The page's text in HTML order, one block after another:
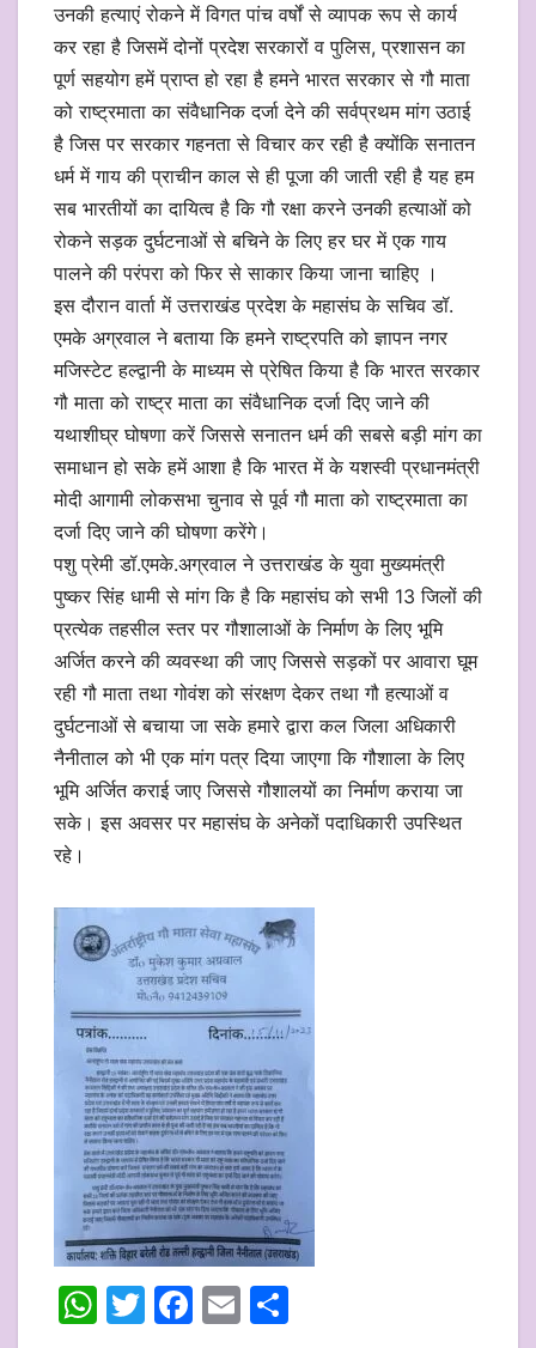
उनकी हत्याएं रोकने में विगत पांच वर्षों से व्यापक रूप से कार्य
कर रहा है जिसमें दोनों प्रदेश सरकारों व पुलिस, प्रशासन का
पूर्ण सहयोग हमें प्राप्त हो रहा है हमने भारत सरकार से गौ माता
को राष्ट्रमाता का संवैधानिक दर्जा देने की सर्वप्रथम मांग उठाई
है जिस पर सरकार गहनता से विचार कर रही है क्योंकि सनातन
धर्म में गाय की प्राचीन काल से ही पूजा की जाती रही है यह हम
सब भारतीयों का दायित्व है कि गौ रक्षा करने उनकी हत्याओं को
रोकने सड़क दुर्घटनाओं से बचिने के लिए हर घर में एक गाय
पालने की परंपरा को फिर से साकार किया जाना चाहिए ।
इस दौरान वार्ता में उत्तराखंड प्रदेश के महासंघ के सचिव डॉ.
एमके अग्रवाल ने बताया कि हमने राष्ट्रपति को ज्ञापन नगर
मजिस्टेट हल्द्वानी के माध्यम से प्रेषित किया है कि भारत सरकार
गौ माता को राष्ट्र माता का संवैधानिक दर्जा दिए जाने की
यथाशीघ्र घोषणा करें जिससे सनातन धर्म की सबसे बड़ी मांग का
समाधान हो सके हमें आशा है कि भारत में के यशस्वी प्रधानमंत्री
मोदी आगामी लोकसभा चुनाव से पूर्व गौ माता को राष्ट्रमाता का
दर्जा दिए जाने की घोषणा करेंगे।
पशु प्रेमी डॉ.एमके.अग्रवाल ने उत्तराखंड के युवा मुख्यमंत्री
पुष्कर सिंह धामी से मांग कि है कि महासंघ को सभी 13 जिलों की
प्रत्येक तहसील स्तर पर गौशालाओं के निर्माण के लिए भूमि
अर्जित करने की व्यवस्था की जाए जिससे सड़कों पर आवारा घूम
रही गौ माता तथा गोवंश को संरक्षण देकर तथा गौ हत्याओं व
दुर्घटनाओं से बचाया जा सके हमारे द्वारा कल जिला अधिकारी
नैनीताल को भी एक मांग पत्र दिया जाएगा कि गौशाला के लिए
भूमि अर्जित कराई जाए जिससे गौशालयों का निर्माण कराया जा
सके। इस अवसर पर महासंघ के अनेकों पदाधिकारी उपस्थित
रहे।
W T
F
E